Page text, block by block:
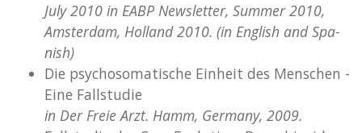
July 2010 in EABP Newslet­ter, Sum­mer 2010,
Ams­ter­dam, Hol­land 2010. (in Eng­lish and Spa­
nish)
Die psy­cho­so­ma­ti­sche Ein­heit des Men­schen -
Eine Fall­stu­die
in Der Freie Arzt. Hamm, Ger­ma­ny, 2009.